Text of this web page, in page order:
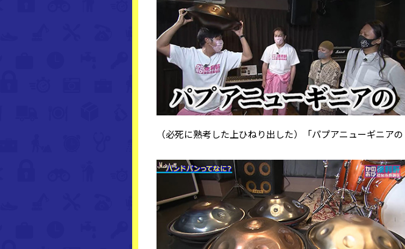
（必死に熟考した上ひねり出した）「パプアニューギニア